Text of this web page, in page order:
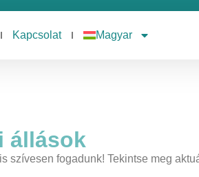
Kapcsolat Magyar
állások
szívesen fogadunk! Tekintse meg